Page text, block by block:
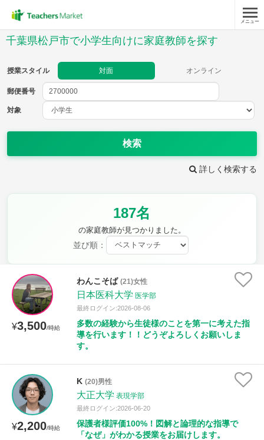
メニュー
千葉県松戸市で小学生向けに家庭教師を探す
授業スタイル 対面 オンライン
郵便番号
対象
検索
詳しく検索する
187名
の家庭教師が見つかりました。
並び順：
¥3,500/時給
わんこそば (21)女性
日本医科大学 医学部
最終ログイン:2026-08-06
多数の経験から生徒様のことを第一に考えた指
導を行います！！どうぞよろしくお願いしま
す。
¥2,200/時給
K (20)男性
大正大学 表現学部
最終ログイン:2026-06-20
保護者様評価100%！図解と論理的な指導で
「なぜ」がわかる授業をお届けします。
郵便番号
教科
理科
保健・体育 図画工作 書写
時給：¥1,000 ～ ¥10,000
授業可能日
火曜日
土曜日 日曜日
所属大学